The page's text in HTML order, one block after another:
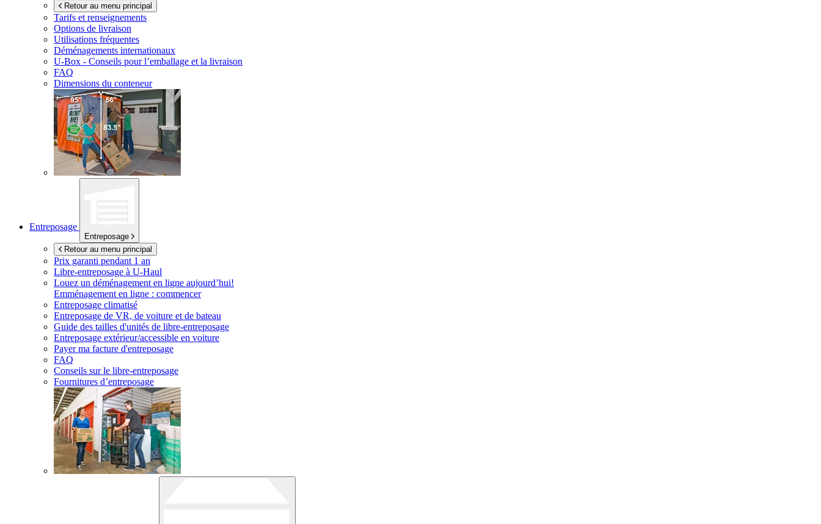
Retour au menu principal
Tarifs et renseignements
Options de livraison
Utilisations fréquentes
Déménagements internationaux
U-Box - Conseils pour l’emballage et la livraison
FAQ
Dimensions du conteneur
Entreposage
Entreposage
Retour au menu principal
Prix garanti pendant 1 an
Libre-entreposage à U-Haul
Louez un déménagement en ligne aujourd’hui!
Emménagement en ligne : commencer
Entreposage climatisé
Entreposage de VR, de voiture et de bateau
Guide des tailles d'unités de libre-entreposage
Entreposage extérieur/accessible en voiture
Payer ma facture d'entreposage
FAQ
Conseils sur le libre-entreposage
Fournitures d’entreposage